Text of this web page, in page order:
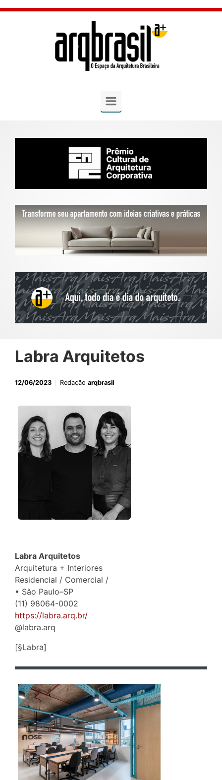
Skip to main content
Labra Arquitetos
12/06/2023 Redação arqbrasil
Labra Arquitetos
Arquitetura + Interiores
Residencial / Comercial /
• São Paulo–SP
(11) 98064-0002
https://labra.arq.br/
@labra.arq
[§Labra]